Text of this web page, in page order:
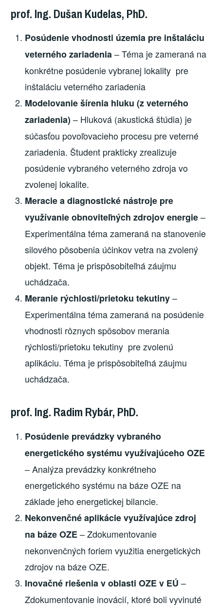
prof. Ing. Dušan Kudelas, PhD.
Posúdenie vhodnosti územia pre inštaláciu
veterného zariadenia– Téma je zameraná na
konkrétne posúdenie vybranej lokality pre
inštaláciu veterného zariadenia
Modelovanie šírenia hluku (z veterného
zariadenia)– Hluková (akustická štúdia) je
súčasťou povoľovacieho procesu pre veterné
zariadenia. Študent prakticky zrealizuje
posúdenie vybraného veterného zdroja vo
zvolenej lokalite.
Meracie a diagnostické nástroje pre
využívanie obnoviteľných zdrojov energie–
Experimentálna téma zameraná na stanovenie
silového pôsobenia účinkov vetra na zvolený
objekt. Téma je prispôsobiteľná záujmu
uchádzača.
Meranie rýchlosti/prietoku tekutiny–
Experimentálna téma zameraná na posúdenie
vhodnosti rôznych spôsobov merania
rýchlosti/prietoku tekutiny pre zvolenú
aplikáciu. Téma je prispôsobiteľná záujmu
uchádzača.
prof. Ing. Radim Rybár, PhD.
Posúdenie prevádzky vybraného
energetického systému využívajúceho OZE
– Analýza prevádzky konkrétneho
energetického systému na báze OZE na
základe jeho energetickej bilancie.
Nekonvenčné aplikácie využívajúce zdroj
na báze OZE– Zdokumentovanie
nekonvenčných foriem využitia energetických
zdrojov na báze OZE.
Inovačné riešenia v oblasti OZE v EÚ –
Zdokumentovanie inovácií, ktoré boli vyvinuté